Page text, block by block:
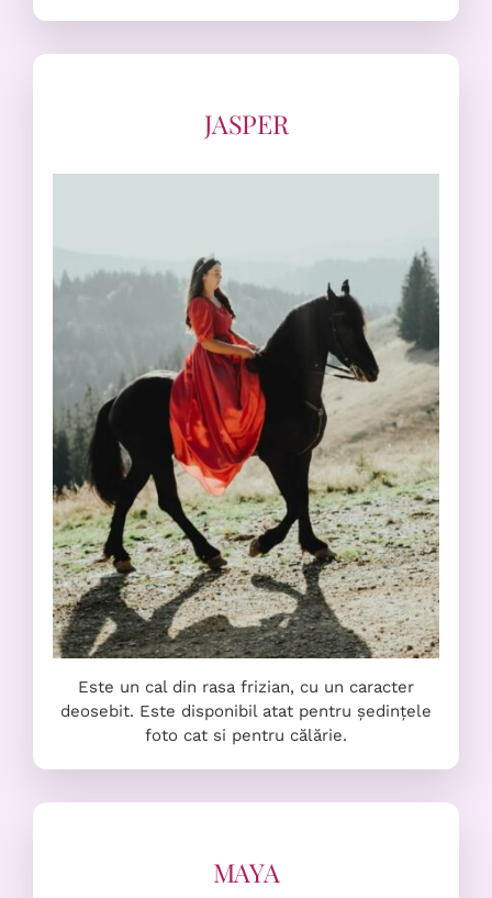
JASPER
Este un cal din rasa frizian, cu un caracter
deosebit. Este disponibil atat pentru ședințele
foto cat si pentru călărie.
MAYA